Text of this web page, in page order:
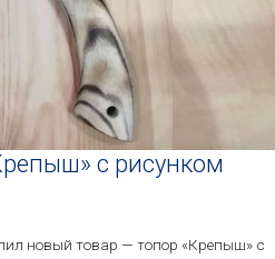
с рисунком
новый товар — топор «Крепыш» с